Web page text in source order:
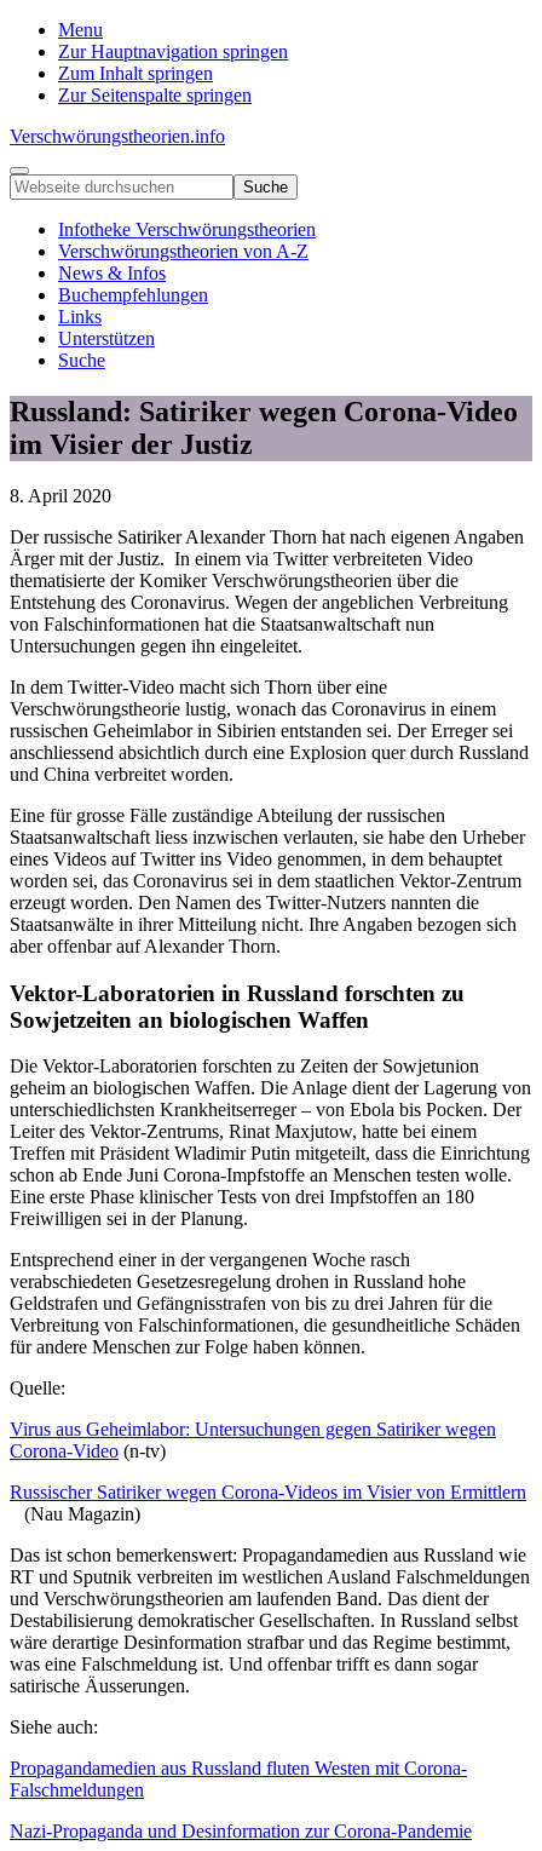
Menu
Zur Hauptnavigation springen
Zum Inhalt springen
Zur Seitenspalte springen
Verschwörungstheorien.info
Beiträge
zu
Merkmalen,
Funktionen
Risiken
konspirationistischen
Denkens
Menu
Webseite
durchsuchen
Infotheke Verschwörungstheorien
Verschwörungstheorien von A-Z
News & Infos
Buchempfehlungen
Links
Unterstützen
Suche
Russland: Satiriker wegen Corona-Video
im Visier der Justiz
8. April 2020
Der russische Satiriker Alexander Thorn hat nach eigenen Angaben
Ärger mit der Justiz. In einem via Twitter verbreiteten Video
thematisierte der Komiker Verschwörungstheorien über die
Entstehung des Coronavirus. Wegen der angeblichen Verbreitung
von Falschinformationen hat die Staatsanwaltschaft nun
Untersuchungen gegen ihn eingeleitet.
In dem Twitter-Video macht sich Thorn über eine
Verschwörungstheorie lustig, wonach das Coronavirus in einem
russischen Geheimlabor in Sibirien entstanden sei. Der Erreger sei
anschliessend absichtlich durch eine Explosion quer durch Russland
und China verbreitet worden.
Eine für grosse Fälle zuständige Abteilung der russischen
Staatsanwaltschaft liess inzwischen verlauten, sie habe den Urheber
eines Videos auf Twitter ins Video genommen, in dem behauptet
worden sei, das Coronavirus sei in dem staatlichen Vektor-Zentrum
erzeugt worden. Den Namen des Twitter-Nutzers nannten die
Staatsanwälte in ihrer Mitteilung nicht. Ihre Angaben bezogen sich
aber offenbar auf Alexander Thorn.
Vektor-Laboratorien in Russland forschten zu
Sowjetzeiten an biologischen Waffen
Die Vektor-Laboratorien forschten zu Zeiten der Sowjetunion
geheim an biologischen Waffen. Die Anlage dient der Lagerung von
unterschiedlichsten Krankheitserreger – von Ebola bis Pocken. Der
Leiter des Vektor-Zentrums, Rinat Maxjutow, hatte bei einem
Treffen mit Präsident Wladimir Putin mitgeteilt, dass die Einrichtung
schon ab Ende Juni Corona-Impfstoffe an Menschen testen wolle.
Eine erste Phase klinischer Tests von drei Impfstoffen an 180
Freiwilligen sei in der Planung.
Entsprechend einer in der vergangenen Woche rasch
verabschiedeten Gesetzesregelung drohen in Russland hohe
Geldstrafen und Gefängnisstrafen von bis zu drei Jahren für die
Verbreitung von Falschinformationen, die gesundheitliche Schäden
für andere Menschen zur Folge haben können.
Quelle:
Virus aus Geheimlabor: Untersuchungen gegen Satiriker wegen
Corona-Video (n-tv)
Russischer Satiriker wegen Corona-Videos im Visier von Ermittlern
(Nau Magazin)
Das ist schon bemerkenswert: Propagandamedien aus Russland wie
RT und Sputnik verbreiten im westlichen Ausland Falschmeldungen
und Verschwörungstheorien am laufenden Band. Das dient der
Destabilisierung demokratischer Gesellschaften. In Russland selbst
wäre derartige Desinformation strafbar und das Regime bestimmt,
was eine Falschmeldung ist. Und offenbar trifft es dann sogar
satirische Äusserungen.
Siehe auch:
Propagandamedien aus Russland fluten Westen mit Corona-
Falschmeldungen
Nazi-Propaganda und Desinformation zur Corona-Pandemie